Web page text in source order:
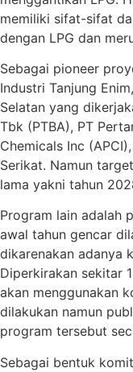
memiliki sifat-sifat
dengan LPG dan
Sebagai pioneer
Industri Tanjung
Selatan yang
Tbk (PTBA), PT
Chemicals Inc
Serikat. Namun
lama yakni tahun
Program lain adalah
awal tahun gencar
dikarenakan adanya
Diperkirakan sekitar
akan menggunakan
dilakukan namun
program tersebut
Sebagai bentuk